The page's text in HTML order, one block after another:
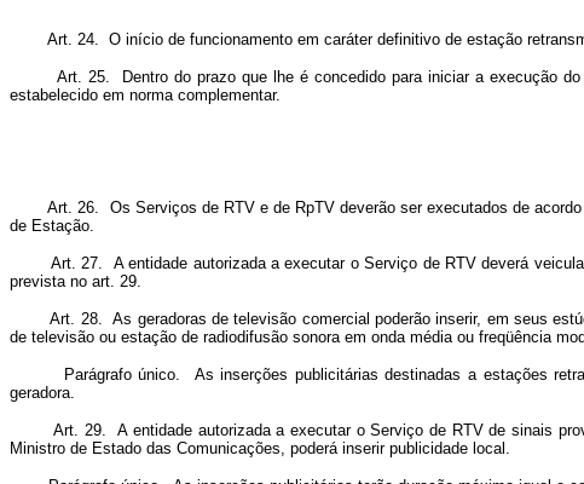
Art. 24. O início de funcionamento em caráter definitivo de estação
Art. 25. Dentro do prazo que lhe é concedido para iniciar a execução do
estabelecido em norma complementar.
Art. 26. Os Serviços de RTV e de RpTV deverão ser executados de acordo
de Estação.
Art. 27. A entidade autorizada a executar o Serviço de RTV deverá veicular
prevista no art. 29.
Art. 28. As geradoras de televisão comercial poderão inserir, em seus
de televisão ou estação de radiodifusão sonora em onda média ou freqüência
Parágrafo único. As inserções publicitárias destinadas a estações
geradora.
Art. 29. A entidade autorizada a executar o Serviço de RTV de sinais
Ministro de Estado das Comunicações, poderá inserir publicidade local.